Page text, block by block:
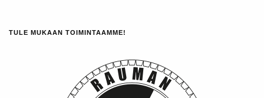
TULE MUKAAN TOIMINTAAMME!